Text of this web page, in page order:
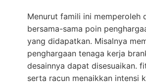
Menurut famili ini memperoleh
bersama-sama poin
yang didapatkan. Misalnya
penghargaan tenaga kerja
desainnya dapat disesuaikan.
serta racun menaikkan intensi